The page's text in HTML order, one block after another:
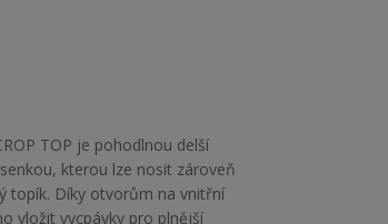
TOP je pohodlnou delší
kterou lze nosit zároveň
topík. Díky otvorům na vnitřní
vložit vycpávky pro plnější